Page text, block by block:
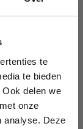
te
te bieden
delen we
onze
analyse. Deze